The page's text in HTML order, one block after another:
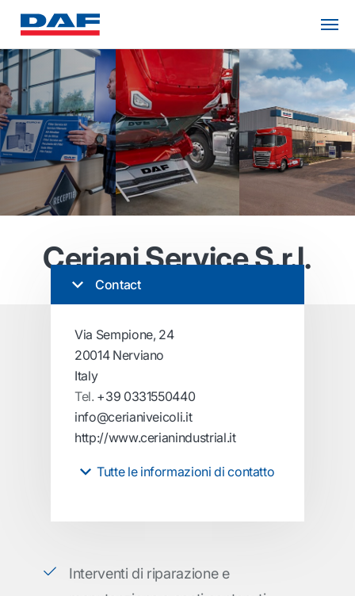
Ceriani Service S.r.l.
Contact
Via Sempione, 24
20014 Nerviano
Italy
Tel. +39 0331550440
info@cerianiveicoli.it
http://www.cerianindustrial.it
Tutte le informazioni di contatto
Interventi di riparazione e